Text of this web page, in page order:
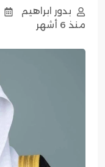
بدور ابراهيم
منذ 6 أشهر